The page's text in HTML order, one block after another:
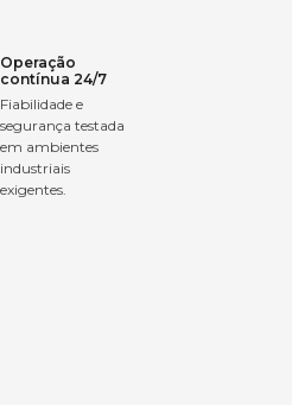
Operação
contínua 24/7
Fiabilidade e
segurança testada
em ambientes
industriais
exigentes.